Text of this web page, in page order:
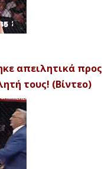
απειλητικά προς
τους! (Βίντεο)